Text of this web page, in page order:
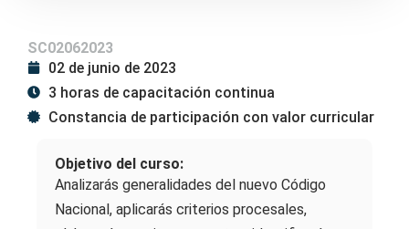
SC02062023
02 de junio de 2023
3 horas de capacitación continua
Constancia de participación con valor curricular
Objetivo del curso:
Analizarás generalidades del nuevo Código
Nacional, aplicarás criterios procesales,